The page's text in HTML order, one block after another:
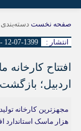
صفحه نخست
انتشار : 1399-07-12 - 08:13
افتتاح
اردبیل؛
هزار ماسک استاندارد